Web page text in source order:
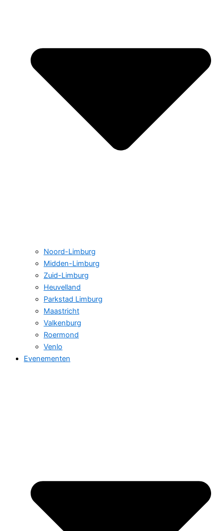
Noord-Limburg
Midden-Limburg
Zuid-Limburg
Heuvelland
Parkstad Limburg
Maastricht
Valkenburg
Roermond
Venlo
Evenementen